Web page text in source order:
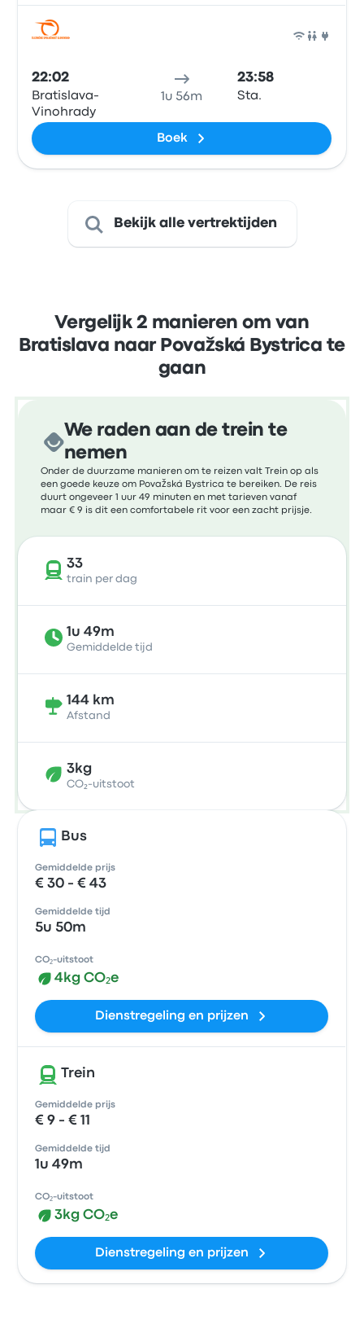
22:02
Bratislava-
Vinohrady
1u 56m
23:58
Sta.
Boek
Bekijk alle vertrektijden
Vergelijk 2 manieren om van
Bratislava naar Považská Bystrica te
gaan
We raden aan de trein te
nemen
Onder de duurzame manieren om te reizen valt Trein op als
een goede keuze om Považská Bystrica te bereiken. De reis
duurt ongeveer 1 uur 49 minuten en met tarieven vanaf
maar € 9 is dit een comfortabele rit voor een zacht prijsje.
33
train per dag
1u 49m
Gemiddelde tijd
144 km
Afstand
3kg
CO₂-uitstoot
Bus
Gemiddelde prijs
€ 30 - € 43
Gemiddelde tijd
5u 50m
CO₂-uitstoot
4kg CO₂e
Dienstregeling en prijzen
Trein
Gemiddelde prijs
€ 9 - € 11
Gemiddelde tijd
1u 49m
CO₂-uitstoot
3kg CO₂e
Dienstregeling en prijzen